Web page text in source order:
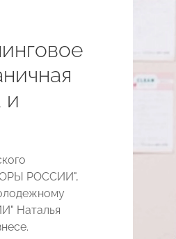
и
РОССИИ",
Наталья